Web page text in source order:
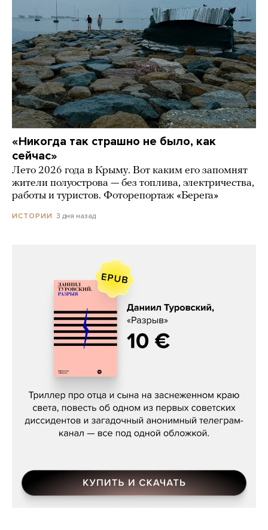
«Никогда так страшно не было, как
сейчас»
Лето 2026 года в Крыму. Вот каким его запомнят
жители полуострова — без топлива, электричества,
работы и туристов. Фоторепортаж «Берега»
ИСТОРИИ 3 дня назад
Даниил Туровский, «Разрыв»